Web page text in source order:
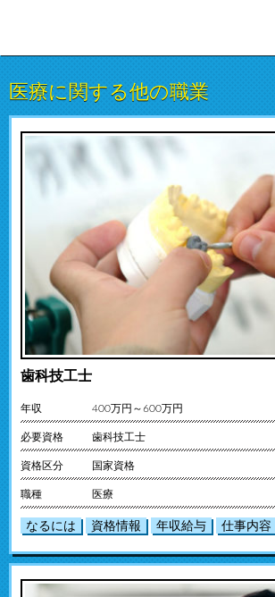
医療に関する他の職業
歯科技工士
年収 400万円～600万円
必要資格 歯科技工士
資格区分 国家資格
職種 医療
なるには 資格情報 年収給与 仕事内容